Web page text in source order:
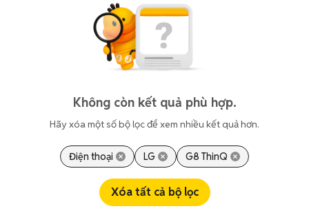
Không còn kết quả phù hợp.
Hãy xóa một số bộ lọc để xem nhiều kết quả hơn.
Điện thoại LG G8 ThinQ
Xóa tất cả bộ lọc